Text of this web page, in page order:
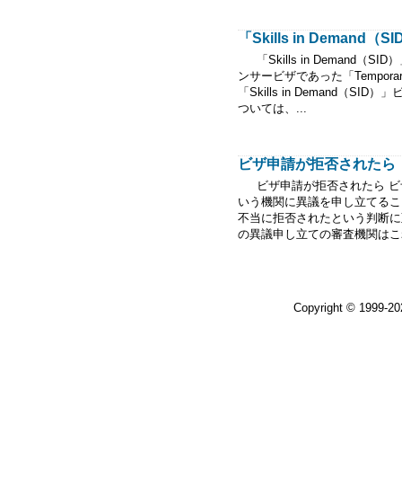
「Skills in Demand（
「Skills in Demand（SID）
ンサービザであった「
「Skills in Demand（SID）」
ついては、...
ビザ申請が拒否されたら
ビザ申請が拒否されたら ビ
いう機関に異議を申し立てる
不当に拒否されたという判断
の異議申し立ての審査機関は
Copyright © 1999-